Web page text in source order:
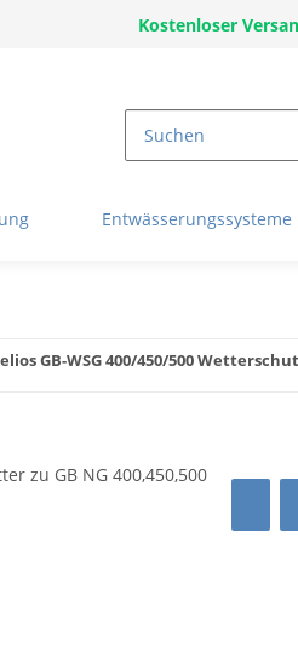
Kostenloser
Entwässerungssysteme
GB-WSG 400/450/500